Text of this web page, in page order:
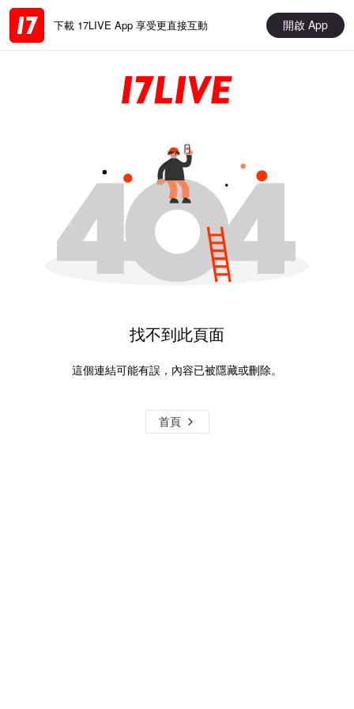
下載 17LIVE App 享受更直接互動 開啟 App
找不到此頁面
這個連結可能有誤，內容已被隱藏或刪除。
首頁